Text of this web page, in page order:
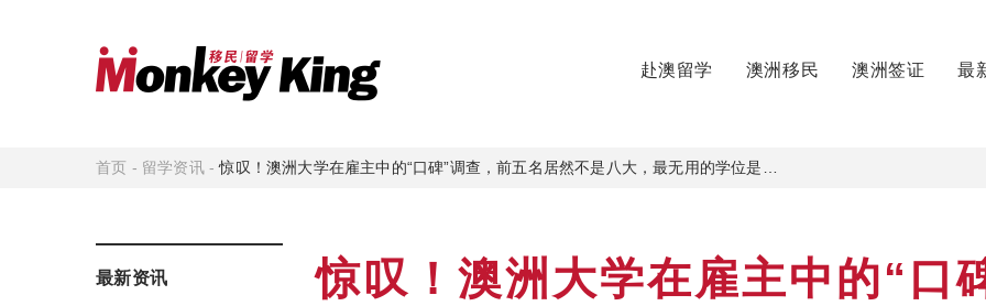
赴澳留学 澳洲移民 澳洲签证 最
首页 - 留学资讯-惊叹！澳洲大学在雇主中的“口碑”调查，前五名居然不是八大，最无用的学位是…
最新资讯
惊叹！澳洲大学在雇主中的“口